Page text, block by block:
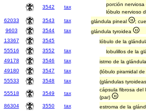
3542 tax porción
lóbulo nervioso
62033
3543 tax glándula pineal ;
9603
3544 tax glándula tyroidea
13367
3545 lóbulo de la
55516
3552 tax lobulillos de la
49178
3546 tax istmo de la
49180
3547 tax (lóbulo piramidal
55533
3548 tax (glándulas
55518 3549 tax
cápsula fibrosa del
(par)
86304 3550 tax estroma de la